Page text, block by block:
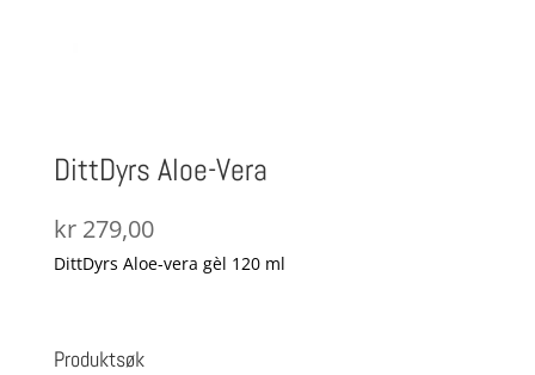
DittDyrs Aloe-Vera
kr279,00
DittDyrs Aloe-vera gèl 120 ml
Produktsøk